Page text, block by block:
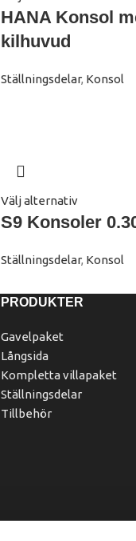
HANA Konsol
kilhuvud
Ställningsdelar, Konsol
Välj alternativ
S9 Konsoler
Ställningsdelar, Konsol
PRODUKTER
Gavelpaket
Långsida
Kompletta villapaket
Ställningsdelar
Tillbehör